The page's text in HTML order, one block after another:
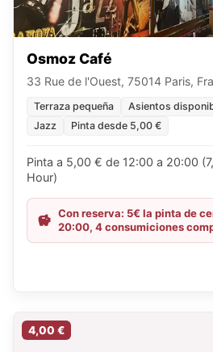
Osmoz Café
33 Rue de l'Ouest, 75014 Paris,
Terraza pequeña
Asientos
Jazz
Pinta desde 5,00 €
Pinta a 5,00 € de 12:00 a 20:00
Hour)
Con reserva: 5€ la pinta de
20:00, 4 consumiciones
patatas fritas gratis y, para
1 tabla mixta gratis / De
Chouffe, la IPA y la
4,00 €